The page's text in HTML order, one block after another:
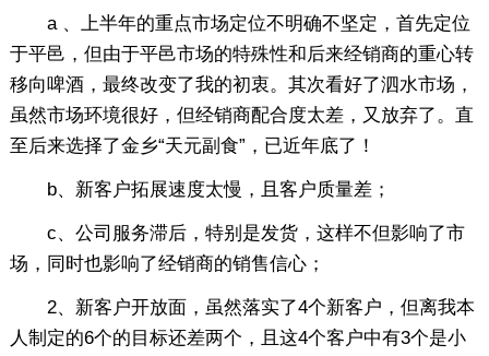
a 、上半年的重点市场定位不明确不坚定，首先定位
于平邑，但由于平邑市场的特殊性和后来经销商的重心转
移向啤酒，最终改变了我的初衷。其次看好了泗水市场，
虽然市场环境很好，但经销商配合度太差，又放弃了。直
至后来选择了金乡“天元副食”，已近年底了！
b、新客户拓展速度太慢，且客户质量差；
c、公司服务滞后，特别是发货，这样不但影响了市
场，同时也影响了经销商的销售信心；
2、新客户开放面，虽然落实了4个新客户，但离我本
人制定的6个的目标还差两个，且这4个客户中有3个是小